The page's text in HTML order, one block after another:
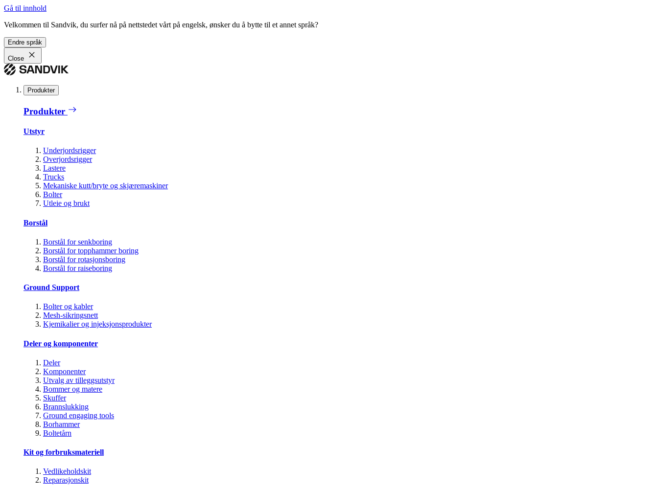
Gå til innhold
Velkommen til Sandvik, du surfer nå på nettstedet vårt på engelsk, ønsker du å bytte til et annet språk?
Endre språk
Close
Produkter
Produkter
Utstyr
Underjordsrigger
Overjordsrigger
Lastere
Trucks
Mekaniske kutt/bryte og skjæremaskiner
Bolter
Utleie og brukt
Borstål
Borstål for senkboring
Borstål for topphammer boring
Borstål for rotasjonsboring
Borstål for raiseboring
Ground Support
Bolter og kabler
Mesh-sikringsnett
Kjemikalier og injeksjonsprodukter
Deler og komponenter
Deler
Komponenter
Utvalg av tilleggsutstyr
Bommer og matere
Skuffer
Brannslukking
Ground engaging tools
Borhammer
Boltetårn
Kit og forbruksmateriell
Vedlikeholdskit
Reparasjonskit